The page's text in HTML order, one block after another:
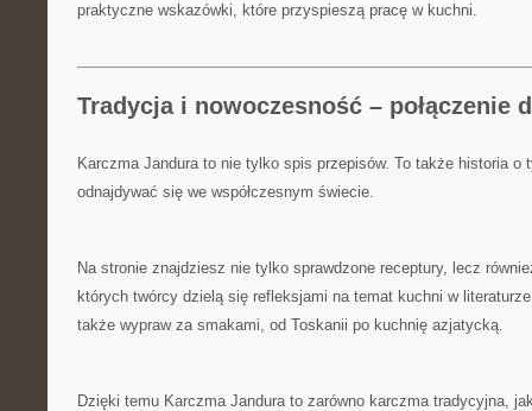
praktyczne wskazówki, które przyspieszą pracę w kuchni.
Tradycja i nowoczesność – połączenie
Karczma Jandura to nie tylko spis przepisów. To także historia o
odnajdywać się we współczesnym świecie.
Na stronie znajdziesz nie tylko sprawdzone receptury, lecz
których twórcy dzielą się refleksjami na temat kuchni w
także wypraw za smakami, od Toskanii po kuchnię azjatycką.
Dzięki temu Karczma Jandura to zarówno karczma tradycyjna,